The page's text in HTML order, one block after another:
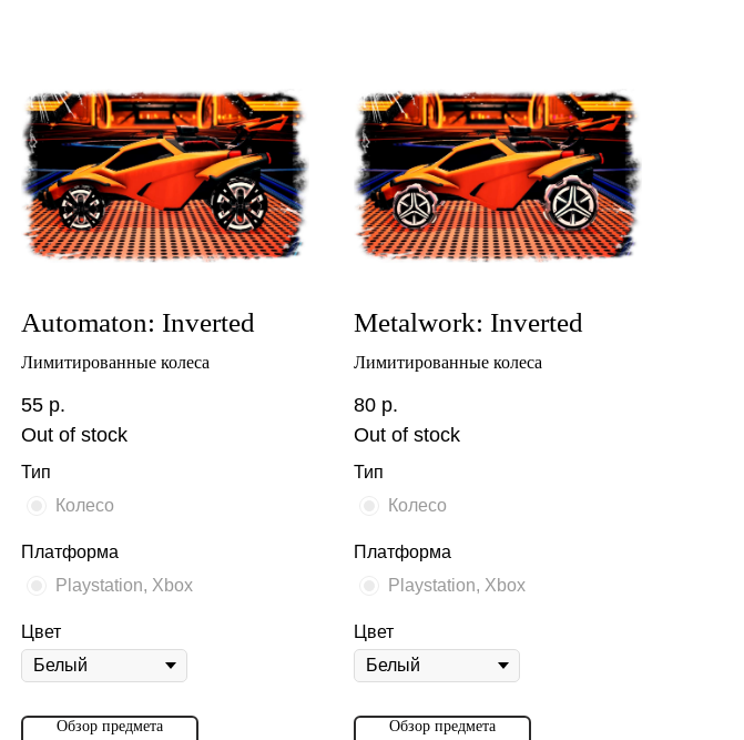
Automaton: Inverted
Лимитированные колеса
55 р.
Out of stock
Тип
Колесо
Платформа
Playstation, Xbox
Цвет
Обзор предмета
Metalwork: Inverted
Лимитированные колеса
80 р.
Out of stock
Тип
Колесо
Платформа
Playstation, Xbox
Цвет
Обзор предмета